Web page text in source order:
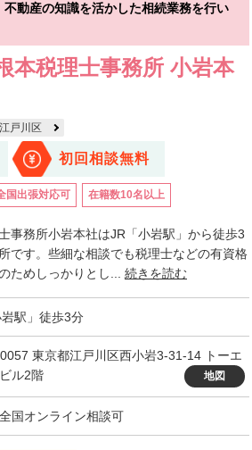
不動産の知識を活かした相続業務を行い
本税理士事務所 小岩本
江戸川区
初回相談無料
国出張対応可 在籍数10名以上
事務所小岩本社はJR「小岩駅」から徒歩3
です。些細な相談でも税理士などの有資格
ためしっかりとし... 続きを読む
駅」徒歩3分
東京都江戸川区西小岩3-31-14 トーエ
ル2階
地図
国オンライン相談可